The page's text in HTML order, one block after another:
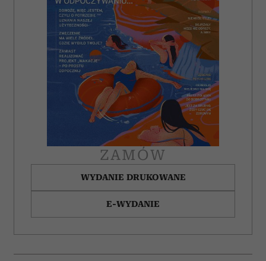
ZAMÓW
WYDANIE DRUKOWANE
E-WYDANIE